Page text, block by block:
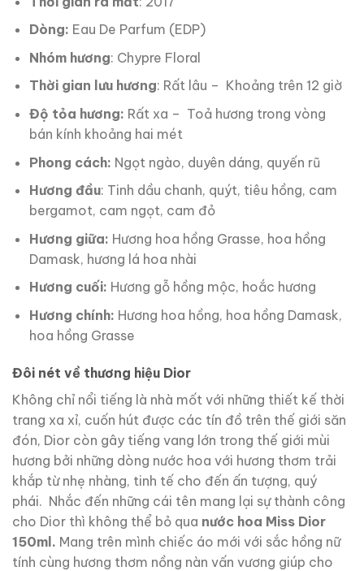
Dòng: Eau De Parfum (EDP)
Nhóm hương: Chypre Floral
Thời gian lưu hương: Rất lâu – Khoảng trên 12 giờ
Độ tỏa hương: Rất xa – Toả hương trong vòng
bán kính khoảng hai mét
Phong cách: Ngọt ngào, duyên dáng, quyến rũ
Hương đầu: Tinh dầu chanh, quýt, tiêu hồng, cam
bergamot, cam ngọt, cam đỏ
Hương giữa: Hương hoa hồng Grasse, hoa hồng
Damask, hương lá hoa nhài
Hương cuối: Hương gỗ hồng mộc, hoắc hương
Hương chính: Hương hoa hồng, hoa hồng Damask,
hoa hồng Grasse
Đôi nét về thương hiệu Dior
Không chỉ nổi tiếng là nhà mốt với những thiết kế thời
trang xa xỉ, cuốn hút được các tín đồ trên thế giới săn
đón, Dior còn gây tiếng vang lớn trong thế giới mùi
hương bởi những dòng nước hoa với hương thơm trải
khắp từ nhẹ nhàng, tinh tế cho đến ấn tượng, quý
phái. Nhắc đến những cái tên mang lại sự thành công
cho Dior thì không thể bỏ qua nước hoa Miss Dior
150ml. Mang trên mình chiếc áo mới với sắc hồng nữ
tính cùng hương thơm nồng nàn vấn vương giúp cho